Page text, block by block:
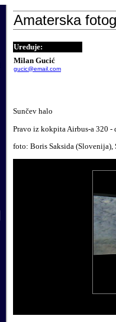
Amaterska
Uređuje:
Milan Gucić
gucic@email.com
Sunčev halo
Pravo iz kokpita Airbus-a 320 -
foto: Boris Saksida (Slovenija),